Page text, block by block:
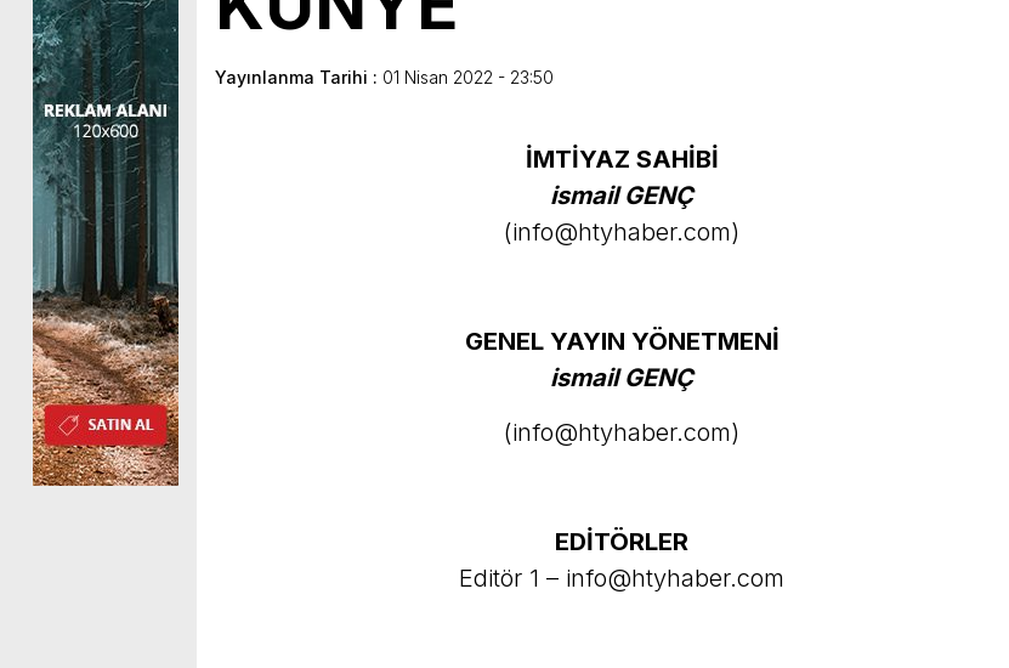
Yayınlanma Tarihi : 01 Nisan 2022 - 23:50
İMTİYAZ SAHİBİ
ismail GENÇ
(info@htyhaber.com)
GENEL YAYIN YÖNETMENİ
ismail GENÇ
(info@htyhaber.com)
EDİTÖRLER
Editör 1 – info@htyhaber.com